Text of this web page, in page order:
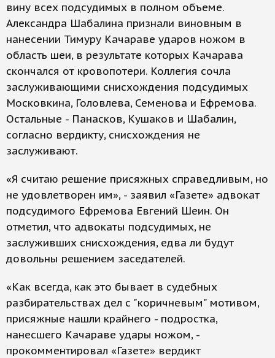
вину всех подсудимых в полном объеме.
Александра Шабалина признали виновным в
нанесении Тимуру Качараве ударов ножом в
область шеи, в результате которых Качарава
скончался от кровопотери. Коллегия сочла
заслуживающими снисхождения подсудимых
Московкина, Головлева, Семенова и Ефремова.
Остальные - Панасков, Кушаков и Шабалин,
согласно вердикту, снисхождения не
заслуживают.
«Я считаю решение присяжных справедливым, но
не удовлетворен им», - заявил «Газете» адвокат
подсудимого Ефремова Евгений Шеин. Он
отметил, что адвокаты подсудимых, не
заслуживших снисхождения, едва ли будут
довольны решением заседателей.
«Как всегда, как это бывает в судебных
разбирательствах дел с "коричневым" мотивом,
присяжные нашли крайнего - подростка,
нанесшего Качараве удары ножом, -
прокомментировал «Газете» вердикт